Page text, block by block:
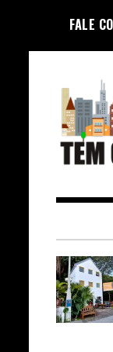
content
FALE
TEM